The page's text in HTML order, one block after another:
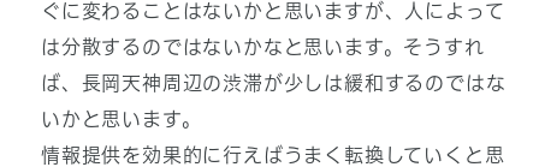
ぐに変わることはないかと思いますが、人によって
は分散するのではないかなと思います。そうすれ
ば、長岡天神周辺の渋滞が少しは緩和するのではな
いかと思います。
情報提供を効果的に行えばうまく転換していくと思